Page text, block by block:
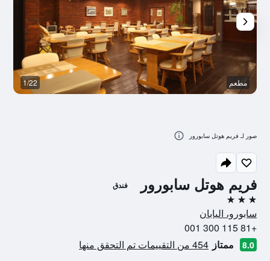
فريم هوتل سابورور فندق
3 نجوم
سابورو، اليابان
+81 115 300 001
8.0 ممتاز 454 من التقييمات تم التحقق منها
مطعم 1/22
صور لـ فريم هوتل سابورور